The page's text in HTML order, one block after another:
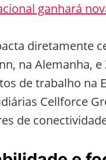
ganhará
diretamente
na Alemanha,
de trabalho na
Cellforce
de